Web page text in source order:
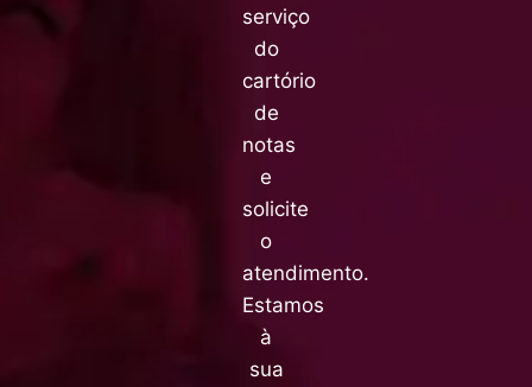
serviço
do
cartório
de
notas
e
solicite
o
atendimento.
Estamos
à
sua